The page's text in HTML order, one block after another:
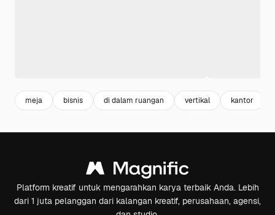
meja bisnis di dalam ruangan vertikal kantor
Platform kreatif untuk mengarahkan karya terbaik Anda. Lebih
dari 1 juta pelanggan dari kalangan kreatif, perusahaan, agensi,